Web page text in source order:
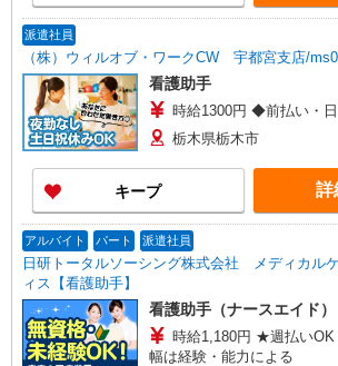
派遣社員
（株）ウィルオブ・ワークCW 宇都宮支店/
看護助手
時給1300円 ◆前
栃木県栃木市
キープ 詳
アルバイト パート 派遣社員
日研トータルソーシング株式会社 メディカル
ィス【看護助手】
看護助手（ナースエイド）
時給1,180円 ★週払いOK（規
幅は経験・能力による